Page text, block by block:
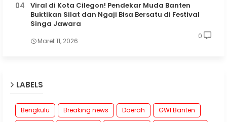
Viral di Kota Cilegon! Pendekar Muda Banten
Buktikan Silat dan Ngaji Bisa Bersatu di Festival
Singa Jawara
Maret 11, 2026
0
LABELS
Bengkulu Breaking news Daerah
GWI Banten